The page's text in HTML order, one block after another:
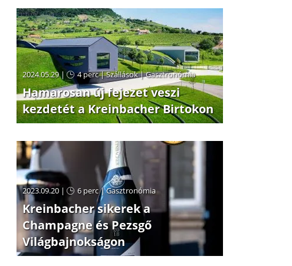
2024.05.29 | 4 perc|Szállások|Gasztronómia
Hamarosan új fejezet veszi
kezdetét a Kreinbacher Birtokon
2023.09.20 | 6 perc|Gasztronómia
Kreinbacher sikerek a
Champagne és Pezsgő
Világbajnokságon